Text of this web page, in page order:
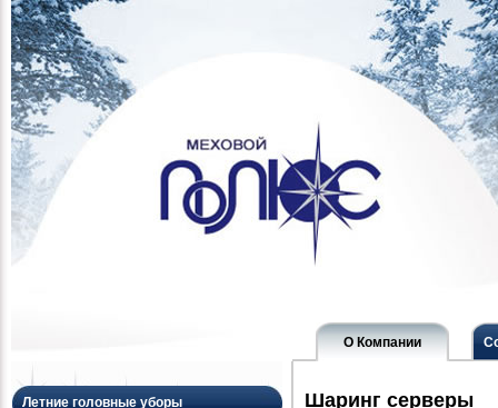
О Компании
Летние головные уборы Шаринг серверы